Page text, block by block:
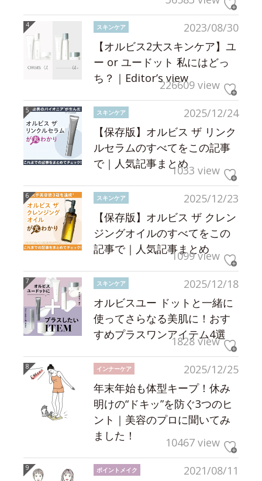
2023/08/30
スキンケア
【オルビス2大スキンケア】ユ
ー or ユードット 私にはどっ
ち？｜Editor’s view226609 view
2025/12/24
スキンケア
【保存版】オルビス ザ リンク
ルセラムのすべてをこの記事
で｜人気記事まとめ1033 view
2025/12/23
スキンケア
【保存版】オルビス ザ クレン
ジングオイルのすべてをこの
記事で｜人気記事まとめ
1099 view
2025/12/18
スキンケア
オルビスユー ドットと一緒に
使ってさらなる美肌に！おす
すめプラスワンアイテム4選
1828 view
2025/12/25
インナーケア
年末年始も体型キープ！休み
明けの“ドキッ”を防ぐ3つのヒ
ント｜美容のプロに聞いてみ
ました！
10467 view
2021/08/11
ポイントメイク